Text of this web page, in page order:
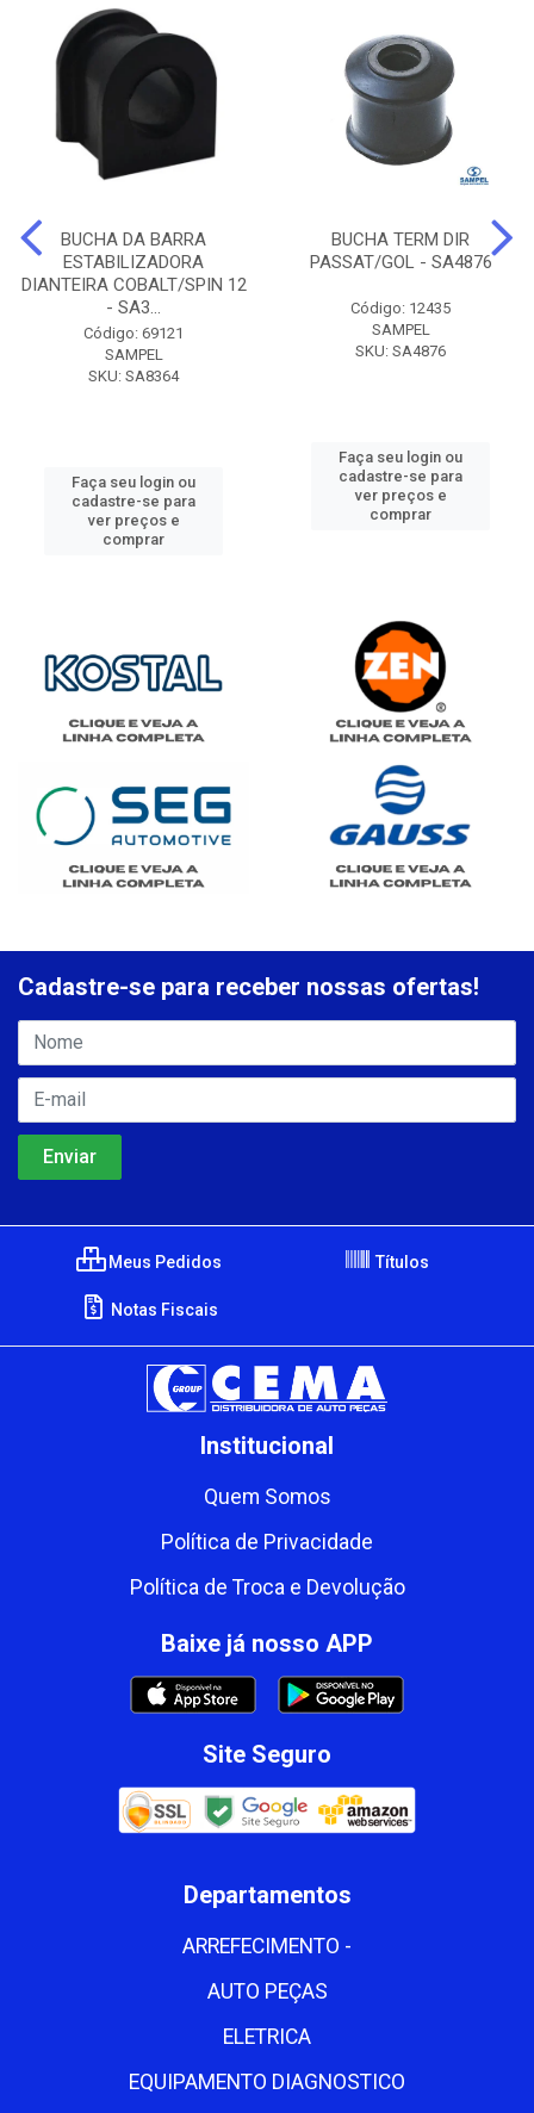
BUCHA DA BARRA
ESTABILIZADORA
DIANTEIRA COBALT/SPIN 12
- SA3...
Código: 69121
SAMPEL
SKU: SA8364
Faça seu login ou
cadastre-se para
ver preços e
comprar
BUCHA TERM DIR
PASSAT/GOL - SA4876
Código: 12435
SAMPEL
SKU: SA4876
Faça seu login ou
cadastre-se para
ver preços e
comprar
Cadastre-se para receber nossas ofertas!
Meus Pedidos Títulos
Notas Fiscais
Institucional
Quem Somos
Política de Privacidade
Política de Troca e Devolução
Baixe já nosso APP
Site Seguro
Departamentos
ARREFECIMENTO -
AUTO PEÇAS
ELETRICA
EQUIPAMENTO DIAGNOSTICO